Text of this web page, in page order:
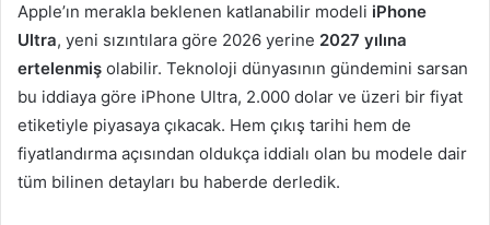
Apple’ın merakla beklenen katlanabilir modeli iPhone
Ultra, yeni sızıntılara göre 2026 yerine 2027 yılına
ertelenmiş olabilir. Teknoloji dünyasının gündemini sarsan
bu iddiaya göre iPhone Ultra, 2.000 dolar ve üzeri bir fiyat
etiketiyle piyasaya çıkacak. Hem çıkış tarihi hem de
fiyatlandırma açısından oldukça iddialı olan bu modele dair
tüm bilinen detayları bu haberde derledik.